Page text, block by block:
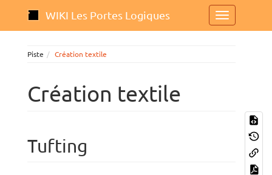
WIKI Les Portes Logiques
Piste Création textile
Création textile
Tufting